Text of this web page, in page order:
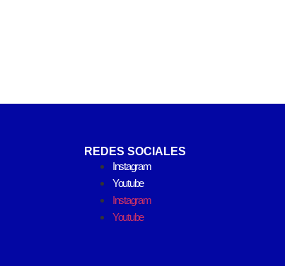
REDES SOCIALES
Instagram
Youtube
Instagram
Youtube